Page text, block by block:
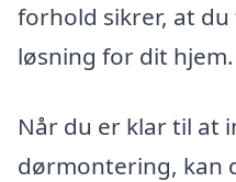
forhold sikrer, at
løsning for dit hjem.
Når du er klar til at
dørmontering, kan